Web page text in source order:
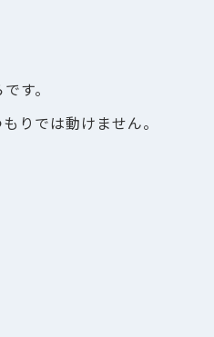
す。
りでは動けません。